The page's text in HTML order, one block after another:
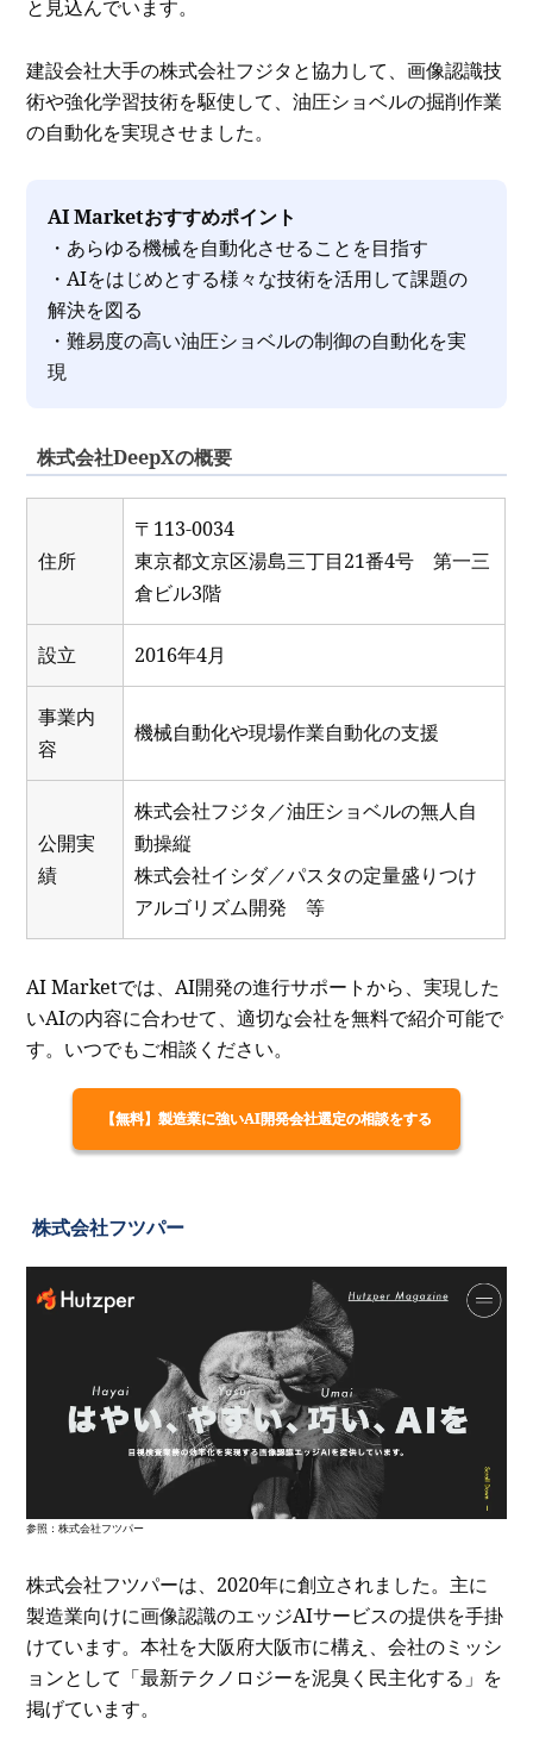
と見込んでいます。
建設会社大手の株式会社フジタと協力して、画像認識技
術や強化学習技術を駆使して、油圧ショベルの掘削作業
の自動化を実現させました。
AI Marketおすすめポイント
・あらゆる機械を自動化させることを目指す
・AIをはじめとする様々な技術を活用して課題の
解決を図る
・難易度の高い油圧ショベルの制御の自動化を実
現
株式会社DeepXの概要
住所
〒113-0034
東京都文京区湯島三丁目21番4号 第一三
倉ビル3階
設立 2016年4月
事業内
容
機械自動化や現場作業自動化の支援
公開実
績
株式会社フジタ／油圧ショベルの無人自
動操縦
株式会社イシダ／パスタの定量盛りつけ
アルゴリズム開発 等
AI Marketでは、AI開発の進行サポートから、実現した
いAIの内容に合わせて、適切な会社を無料で紹介可能で
す。いつでもご相談ください。
【無料】製造業に強いAI開発会社選定の相談をする
株式会社フツパー
参照：株式会社フツパー
株式会社フツパーは、2020年に創立されました。主に
製造業向けに画像認識のエッジAIサービスの提供を手掛
けています。本社を大阪府大阪市に構え、会社のミッシ
ョンとして「最新テクノロジーを泥臭く民主化する」を
掲げています。